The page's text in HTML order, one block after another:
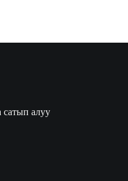
алуу